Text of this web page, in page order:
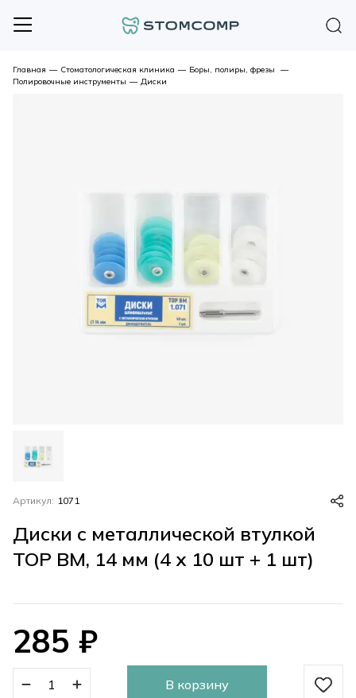
Главная — Стоматологическая клиника — Боры, полиры, фрезы
—
Полировочные инструменты — Диски
Артикул: 1071
Диски с металлической втулкой
ТОР ВМ, 14 мм (4 x 10 шт + 1 шт)
285 ₽
В корзину